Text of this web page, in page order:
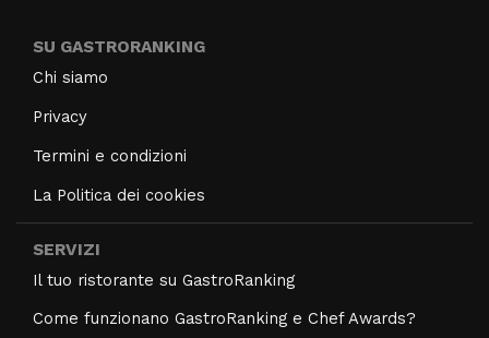
SU GASTRORANKING
Chi siamo
Privacy
Termini e condizioni
La Politica dei cookies
SERVIZI
Il tuo ristorante su GastroRanking
Come funzionano GastroRanking e Chef Awards?